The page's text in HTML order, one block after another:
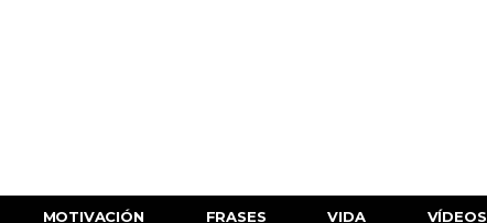
MOTIVACIÓN FRASES VIDA VÍDEOS